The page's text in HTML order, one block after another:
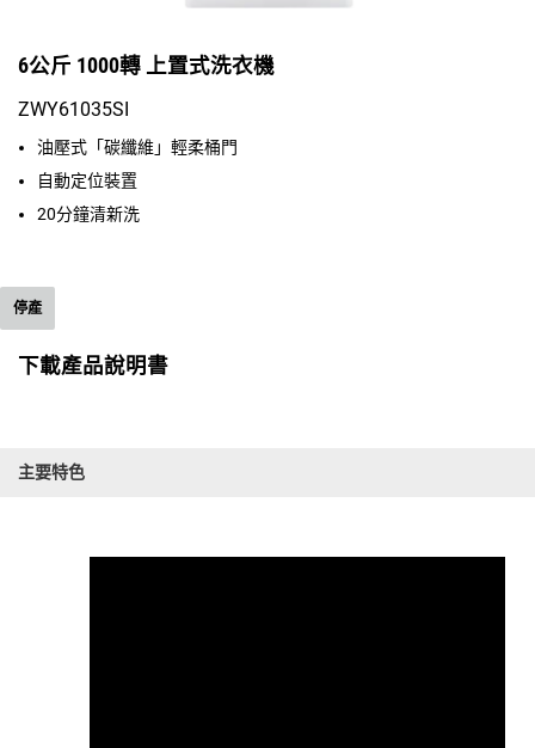
6公斤 1000轉 上置式洗衣機
ZWY61035SI
油壓式「碳纖維」輕柔桶門
自動定位裝置
20分鐘清新洗
停產
下載產品說明書
主要特色